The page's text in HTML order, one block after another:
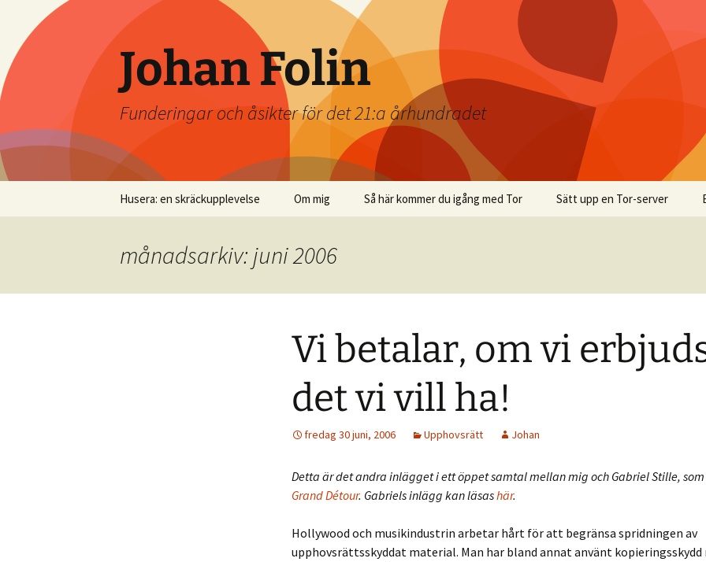
Johan Folin
Funderingar och åsikter för det 21:a århundradet
Husera: en skräckupplevelse Om mig Så här kommer du igång med Tor Sätt upp en Tor-server
månadsarkiv: juni 2006
Vi betalar, om vi
det vi vill ha!
fredag 30 juni, 2006 Upphovsrätt Johan
Detta är det andra inlägget i ett öppet samtal mellan mig och Gabriel Stille,
Grand Détour. Gabriels inlägg kan läsashär.
Hollywood och musikindustrin arbetar hårt för att begränsa spridningen av
upphovsrättsskyddat material. Man har bland annat använt kopieringsskydd